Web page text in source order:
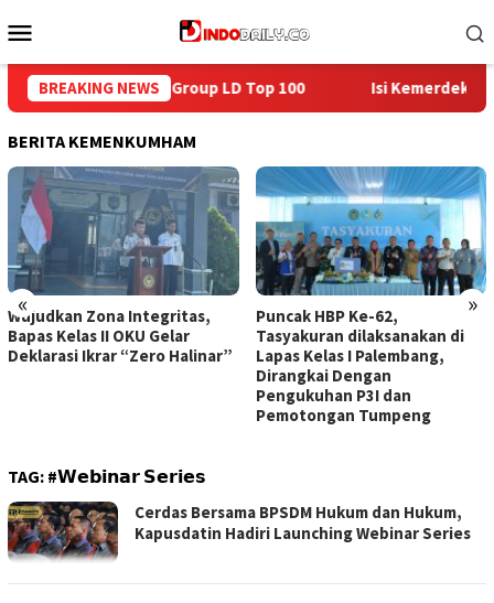
ke
Mobile
BREAKING NEWS
Isi Kemerdekaan dengan Kepedulian, Lapas Sekayu
BERITA KEMENKUMHAM
« »
Wujudkan Zona Integritas,
Bapas Kelas II OKU Gelar
Deklarasi Ikrar “Zero Halinar”
Puncak HBP Ke-62,
Tasyakuran dilaksanakan di
Lapas Kelas I Palembang,
Dirangkai Dengan
Pengukuhan P3I dan
Pemotongan Tumpeng
TAG: #𝗪𝗲𝗯𝗶𝗻𝗮𝗿 𝗦𝗲𝗿𝗶𝗲𝘀
Cerdas Bersama BPSDM Hukum dan Hukum,
Kapusdatin Hadiri Launching Webinar Series